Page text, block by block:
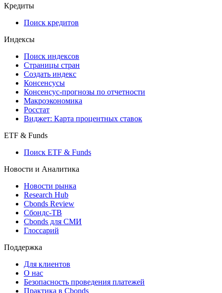
API and Data Feed
API каталог
Кредиты
Поиск кредитов
Индексы
Поиск индексов
Страницы стран
Создать индекс
Консенсусы
Консенсус-прогнозы по отчетности
Макроэкономика
Виджет: Карта процентных ставок
ETF & Funds
Поиск ETF & Funds
Новости и Аналитика
Новости рынка
Research Hub
Cbonds Review
Сбондс-ТВ
Глоссарий
Поддержка